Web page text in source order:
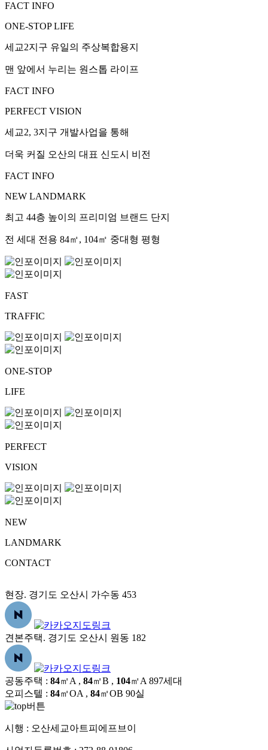
FACT INFO
ONE-STOP LIFE
세교2지구 유일의 주상복합용지
맨 앞에서 누리는 원스톱 라이프
FACT INFO
PERFECT VISION
세교2, 3지구 개발사업을 통해
더욱 커질 오산의 대표 신도시 비전
FACT INFO
NEW LANDMARK
최고 44층 높이의 프리미엄 브랜드 단지
전 세대 전용 84㎡, 104㎡ 중대형 평형
FAST
TRAFFIC
ONE-STOP
LIFE
PERFECT
VISION
NEW
LANDMARK
CONTACT
현장. 경기도 오산시 가수동 453
견본주택. 경기도 오산시 원동 182
공동주택 : 84㎡A , 84㎡B , 104㎡A897세대
오피스텔 : 84㎡OA , 84㎡OB 90실
시행 : 오산세교아트피에프브이